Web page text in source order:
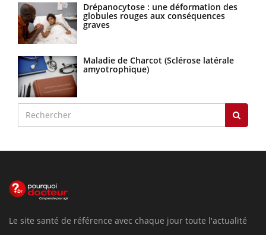
Drépanocytose : une déformation des
globules rouges aux conséquences
graves
Maladie de Charcot (Sclérose latérale
amyotrophique)
Le site santé de référence avec chaque jour toute l'actualité